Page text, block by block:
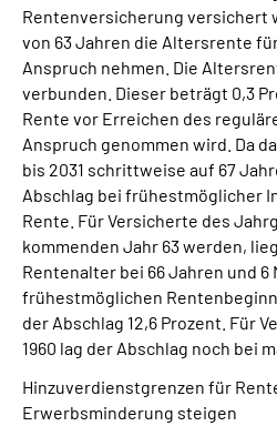
Rentenversicherung versichert
von 63 Jahren die Altersrente
Anspruch nehmen. Die
verbunden. Dieser beträgt 0,3
Rente vor Erreichen des
Anspruch genommen wird. Da
bis 2031 schrittweise auf 67
Abschlag bei frühestmöglicher
Rente. Für Versicherte des
kommenden Jahr 63 werden,
Rentenalter bei 66 Jahren und 6
frühestmöglichen
der Abschlag 12,6 Prozent. Für
1960 lag der Abschlag noch bei
Hinzuverdienstgrenzen für
Erwerbsminderung steigen